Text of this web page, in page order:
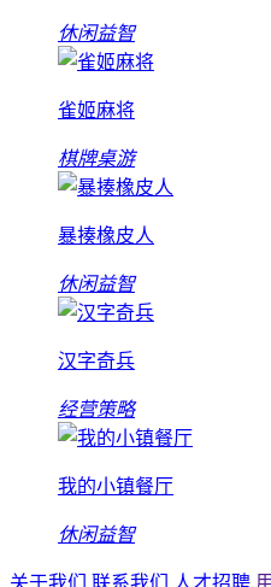
休闲益智
雀姬麻将
棋牌桌游
暴揍橡皮人
休闲益智
汉字奇兵
经营策略
我的小镇餐厅
休闲益智
关于我们 联系我们 人才招聘